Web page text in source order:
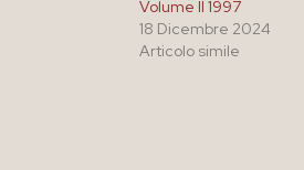
Volume II 1997
18 Dicembre 2024
Articolo simile